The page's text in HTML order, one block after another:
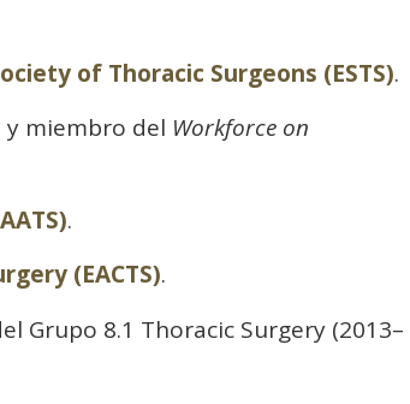
of Thoracic Surgeons (ESTS).
y miembro del Workforce on
.
(EACTS).
Grupo 8.1 Thoracic Surgery (2013–